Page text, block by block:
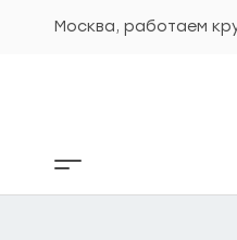
Москва, работаем
Кнопка
бокового